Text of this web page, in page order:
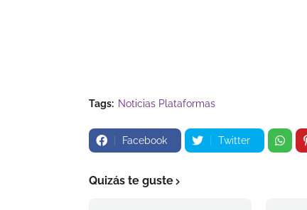
Tags: Noticias Plataformas
Facebook Twitter
Quizás te guste